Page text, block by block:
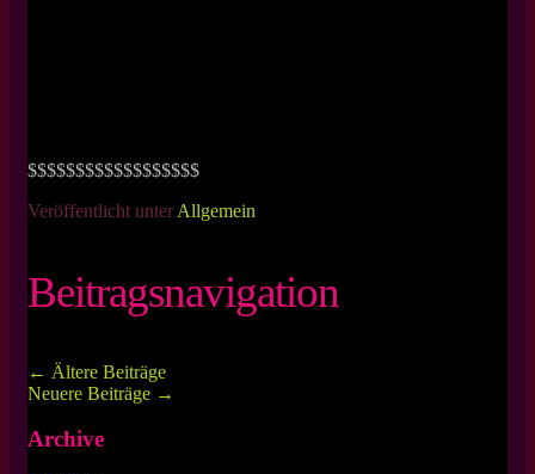
$$$$$$$$$$$$$$$$$$
Veröffentlicht unter Allgemein
Beitragsnavigation
← Ältere Beiträge
Neuere Beiträge →
Archive